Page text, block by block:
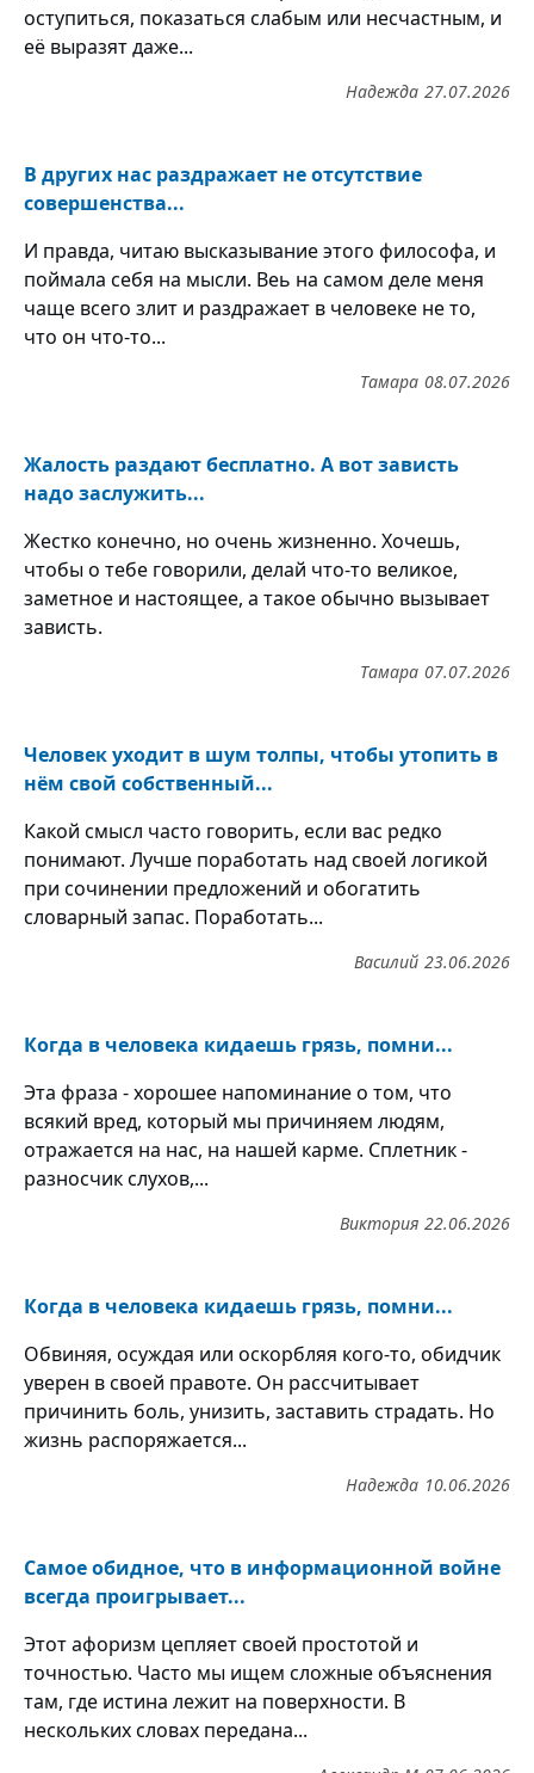
оступиться, показаться слабым или несчастным, и
её выразят даже...
27.07.2026
Надежда
В других нас раздражает не отсутствие
совершенства...
И правда, читаю высказывание этого философа, и
поймала себя на мысли. Веь на самом деле меня
чаще всего злит и раздражает в человеке не то,
что он что-то...
08.07.2026
Тамара
Жалость раздают бесплатно. А вот зависть
надо заслужить...
Жестко конечно, но очень жизненно. Хочешь,
чтобы о тебе говорили, делай что-то великое,
заметное и настоящее, а такое обычно вызывает
зависть.
07.07.2026
Тамара
Человек уходит в шум толпы, чтобы утопить в
нём свой собственный...
Какой смысл часто говорить, если вас редко
понимают. Лучше поработать над своей логикой
при сочинении предложений и обогатить
словарный запас. Поработать...
23.06.2026
Василий
Когда в человека кидаешь грязь, помни...
Эта фраза - хорошее напоминание о том, что
всякий вред, который мы причиняем людям,
отражается на нас, на нашей карме. Сплетник -
разносчик слухов,...
22.06.2026
Виктория
Когда в человека кидаешь грязь, помни...
Обвиняя, осуждая или оскорбляя кого-то, обидчик
уверен в своей правоте. Он рассчитывает
причинить боль, унизить, заставить страдать. Но
жизнь распоряжается...
10.06.2026
Надежда
Самое обидное, что в информационной войне
всегда проигрывает...
Этот афоризм цепляет своей простотой и
точностью. Часто мы ищем сложные объяснения
там, где истина лежит на поверхности. В
нескольких словах передана...